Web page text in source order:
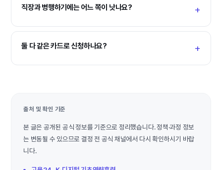
직장과 병행하기에는 어느 쪽이 낫나요?
둘 다 같은 카드로 신청하나요?
출처 및 확인 기준
본 글은 공개된 공식 정보를 기준으로 정리했습니다. 정책·과정 정보
는 변동될 수 있으므로 결정 전 공식 채널에서 다시 확인하시기 바랍
니다.